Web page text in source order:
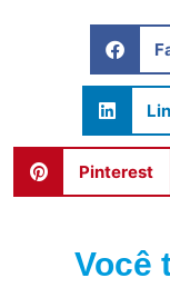
Pinterest
Você